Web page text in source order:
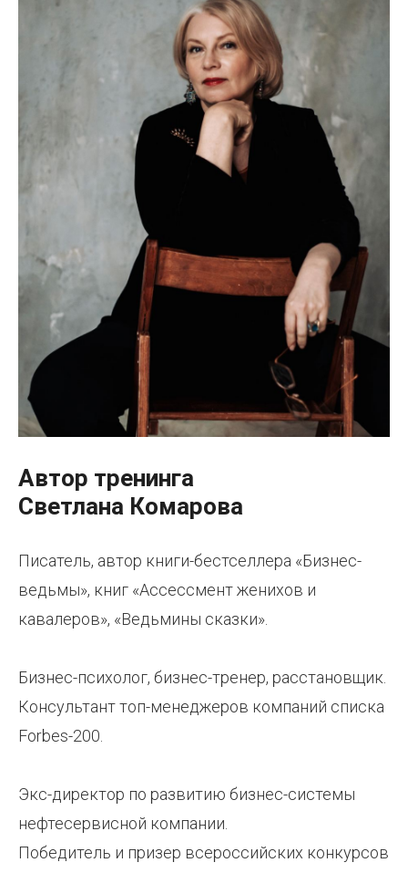
Автор тренинга
Светлана Комарова
Писатель, автор книги-бестселлера «Бизнес-
ведьмы», книг «Ассессмент женихов и
кавалеров», «Ведьмины сказки».
Бизнес-психолог, бизнес-тренер, расстановщик.
Консультант топ-менеджеров компаний списка
Forbes-200.
Экс-директор по развитию бизнес-системы
нефтесервисной компании.
Победитель и призер всероссийских конкурсов